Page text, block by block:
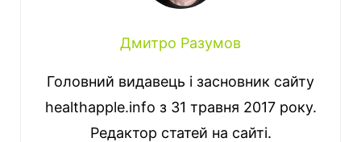
Дмитро Разумов
Головний видавець і засновник сайту
healthapple.info з 31 травня 2017 року.
Редактор статей на сайті.